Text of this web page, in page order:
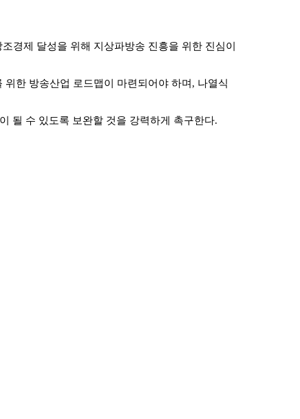
경제 달성을 위해 지상파방송 진흥을 위한 진심이
한 방송산업 로드맵이 마련되어야 하며 , 나열식
될 수 있도록 보완할 것을 강력하게 촉구한다.